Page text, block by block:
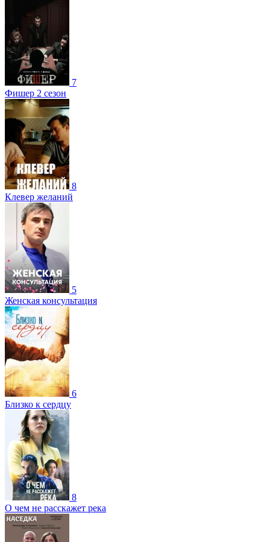
7
Фишер 2 сезон
8
Клевер желаний
5
Женская консультация
6
Близко к сердцу
8
О чем не расскажет река